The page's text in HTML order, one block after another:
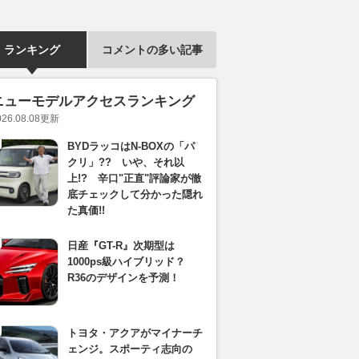
ランキング コメントの多い記事
ューモデルアクセスランキング
更新
BYDラッコはN-BOXの「パ
クリ」?? いや、それ以
上!? 辛口"正直"評論家が徹
底チェックして分かった隠れ
た真価!!
日産『GT-R』次期型は
1000ps級ハイブリッド？
R36のデザインを予測！
トヨタ・アクアがマイナーチ
ェンジ。スポーティ志向の